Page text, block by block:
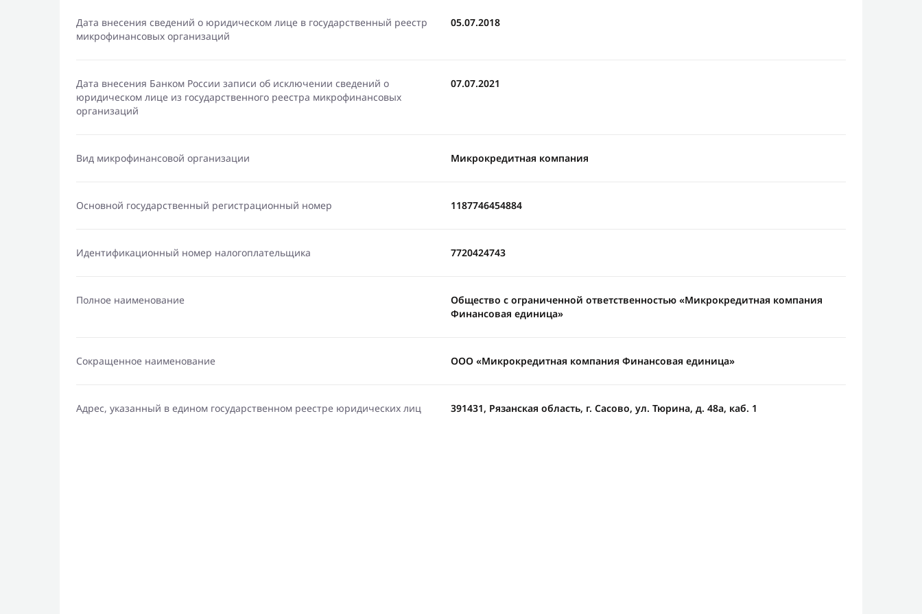
Дата внесения сведений о юридическом лице в государственный реестр
микрофинансовых организаций
05.07.2018
Дата внесения Банком России записи об исключении сведений о
юридическом лице из государственного реестра микрофинансовых
организаций
07.07.2021
Вид микрофинансовой организации Микрокредитная компания
Основной государственный регистрационный номер 1187746454884
Идентификационный номер налогоплательщика 7720424743
Полное наименование
Общество с ограниченной ответственностью «Микрокредитная компания
Финансовая единица»
Сокращенное наименование ООО «Микрокредитная компания Финансовая единица»
Адрес, указанный в едином государственном реестре юридических лиц 391431, Рязанская область, г. Сасово, ул. Тюрина, д. 48а, каб. 1